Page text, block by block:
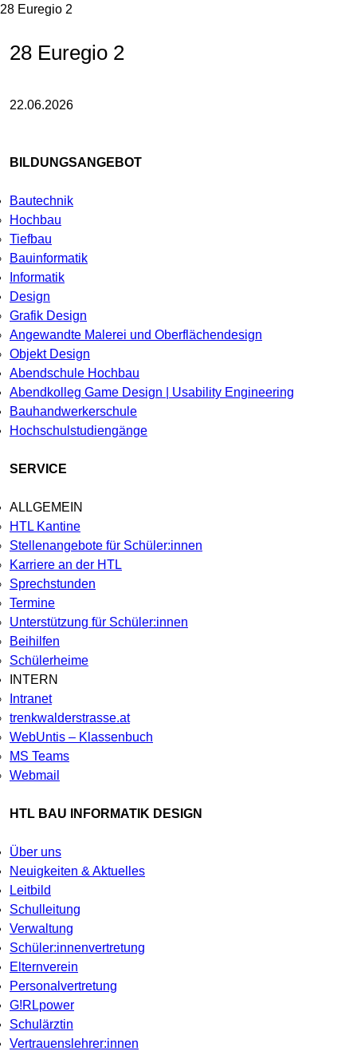
28 Euregio 2
28 Euregio 2
22.06.2026
BILDUNGSANGEBOT
Bautechnik
Hochbau
Tiefbau
Bauinformatik
Informatik
Design
Grafik Design
Angewandte Malerei und Oberflächendesign
Objekt Design
Abendschule Hochbau
Abendkolleg Game Design | Usability Engineering
Bauhandwerkerschule
Hochschulstudiengänge
SERVICE
ALLGEMEIN
HTL Kantine
Stellenangebote für Schüler:innen
Karriere an der HTL
Sprechstunden
Termine
Unterstützung für Schüler:innen
Beihilfen
Schülerheime
INTERN
Intranet
trenkwalderstrasse.at
WebUntis – Klassenbuch
MS Teams
Webmail
HTL BAU INFORMATIK DESIGN
Über uns
Neuigkeiten & Aktuelles
Leitbild
Schulleitung
Verwaltung
Schüler:innenvertretung
Elternverein
Personalvertretung
G!RLpower
Schulärztin
Vertrauenslehrer:innen